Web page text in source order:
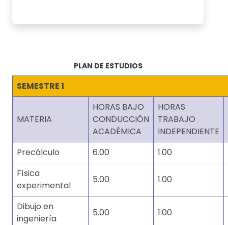
PLAN DE ESTUDIOS
SEMESTRE 1
MATERIA
HORAS BAJO
CONDUCCIÓN
ACADÉMICA
HORAS
TRABAJO
INDEPENDIENTE
Precálculo
6.00
1.00
Física
experimental
5.00 1.00
Dibujo en
ingeniería
5.00 1.00